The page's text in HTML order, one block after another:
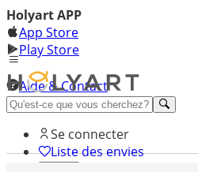
Holyart APP
App Store
Play Store
Aide & Contact
Découvrez Premium
Se connecter
Liste des envies